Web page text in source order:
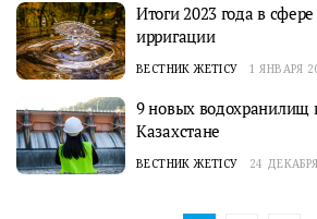
Итоги 2023 года в
ирригации
ВЕСТНИК ЖЕТІСУ 1 ЯНВАРЯ
9 новых водохранилищ
Казахстане
ВЕСТНИК ЖЕТІСУ 24